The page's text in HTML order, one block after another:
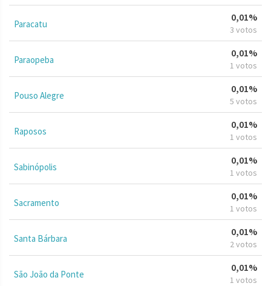
Paracatu
0,01%
3 votos
Paraopeba
0,01%
1 votos
Pouso Alegre
0,01%
5 votos
Raposos
0,01%
1 votos
Sabinópolis
0,01%
1 votos
Sacramento
0,01%
1 votos
Santa Bárbara
0,01%
2 votos
São João da Ponte
0,01%
1 votos